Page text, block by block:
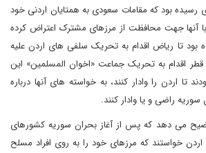
رسیده بود که مقامات سعودی به همتایان اردنی خود
جهت محافظت از مرزهای مشترک اعتراض کرده
تا ریاض اقدام به تحریک سلفی های اردن علیه
اقدام به تحریک جماعت «اخوان المسلمین» این
تا اردن را وادار کنند، به خواسته های آنها درباره
راضی و یا وادار کنند.
می دهد که پس از آغاز بحران سوریه کشورهای
خواستند که مرزهای خود را به روی افراد مسلح